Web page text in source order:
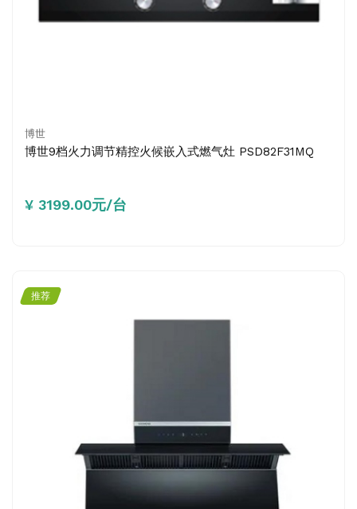
博世
博世9档火力调节精控火候嵌入式燃气灶 PSD82F31MQ
¥ 3199.00元/台
推荐